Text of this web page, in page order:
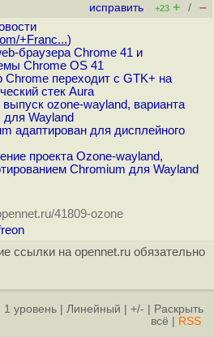
исправить +23 + / –
+Franc...)
браузера Chrome 41 и
Chrome OS 41
Chrome переходит с GTK+ на
стек Aura
ozone-wayland, варианта
Wayland
адаптирован для дисплейного
проекта Ozone-wayland,
Chromium для Wayland
41809-ozone
ссылки на opennet.ru обязательно
1 уровень Линейный +/-
Раскрыть
всё
RSS